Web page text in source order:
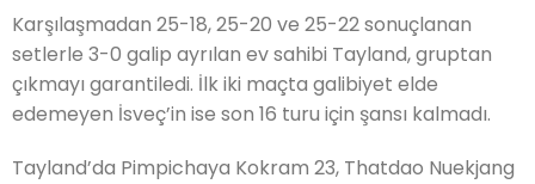
Karşılaşmadan 25-18, 25-20 ve 25-22 sonuçlanan
setlerle 3-0 galip ayrılan ev sahibi Tayland, gruptan
çıkmayı garantiledi. İlk iki maçta galibiyet elde
edemeyen İsveç’in ise son 16 turu için şansı kalmadı.
Tayland’da Pimpichaya Kokram 23, Thatdao Nuekjang